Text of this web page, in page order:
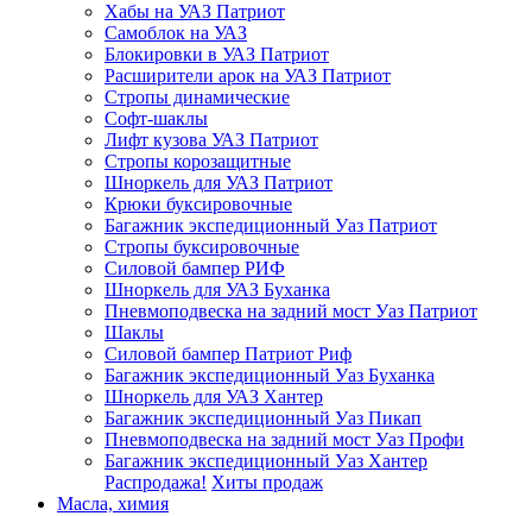
Хабы на УАЗ Патриот
Самоблок на УАЗ
Блокировки в УАЗ Патриот
Расширители арок на УАЗ Патриот
Стропы динамические
Софт-шаклы
Лифт кузова УАЗ Патриот
Стропы корозащитные
Шноркель для УАЗ Патриот
Крюки буксировочные
Багажник экспедиционный Уаз Патриот
Стропы буксировочные
Силовой бампер РИФ
Шноркель для УАЗ Буханка
Пневмоподвеска на задний мост Уаз Патриот
Шаклы
Силовой бампер Патриот Риф
Багажник экспедиционный Уаз Буханка
Шноркель для УАЗ Хантер
Багажник экспедиционный Уаз Пикап
Пневмоподвеска на задний мост Уаз Профи
Багажник экспедиционный Уаз Хантер
Распродажа! Хиты продаж
Масла, химия